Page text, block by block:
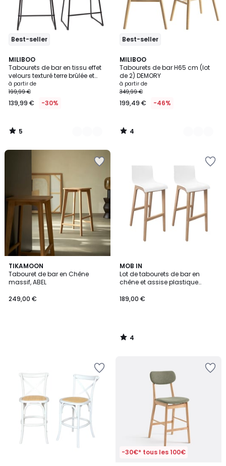
Best-seller
MILIBOO
Tabourets de bar en tissu effet
velours texturé terre brûlée et
métal noir H65 cm (lot de 2)
BOOST
à partir de
199,99 €
139,99 € -30%
5
/
5
10
Couleurs
5
/
Best-seller
MILIBOO
Tabourets de bar H65 cm (lot
de 2) DEMORY
à partir de
349,99 €
199,49 € -46%
4
/
5
3
Couleurs
4
/
TIKAMOON
Tabouret de bar en Chêne
massif, ABEL
249,00 €
MOB IN
Lot de tabourets de bar en
chêne et assise plastique
Lot de 2
189,00 €
4
/
5
4
/
-30€* tous les 100€